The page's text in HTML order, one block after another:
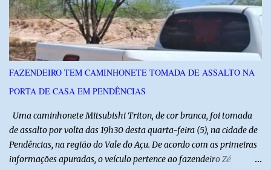
agosto, o público poderá prestigiar o show de humor com Mução,
seguido de apresentação musical de Vê Barreto. A Frut & Tec
reforça a importância do Distrito de Irrigação do Baixo Açu como
referência na fruticultura irrigada, promovendo conhecimento,
inovação e oportunidades para o desenvolvimento do agronegócio
potiguar. @associacaodiba
FAZENDEIRO TEM CAMINHONETE TOMADA DE ASSALTO NA
PORTA DE CASA EM PENDÊNCIAS
Uma caminhonete Mitsubishi Triton, de cor branca, foi tomada
de assalto por volta das 19h30 desta quarta-feira (5), na cidade de
Pendências, na região do Vale do Açu. De acordo com as primeiras
informações apuradas, o veículo pertence ao fazendeiro Zé